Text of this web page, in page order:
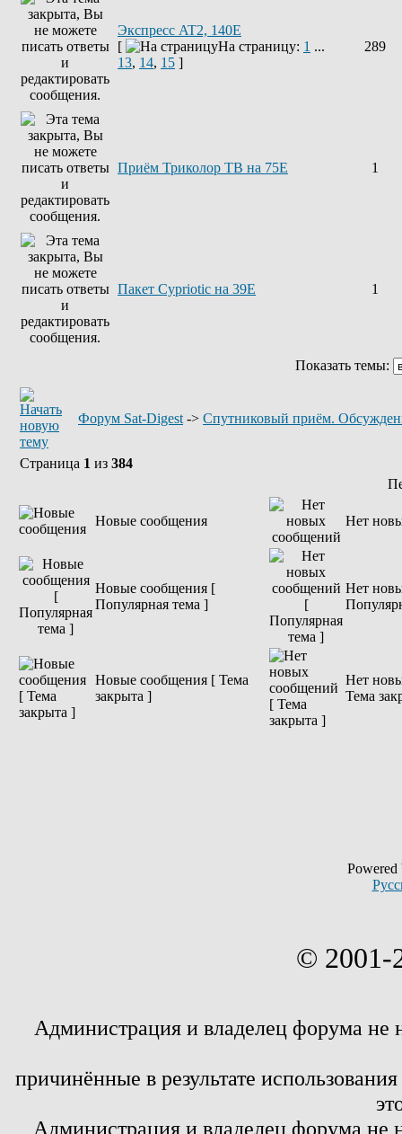
Экспресс AT2, 140E
[
На страницу: 1 ...
13, 14, 15 ]
289
Приём Триколор ТВ на 75Е 1
Пакет Cypriotic на 39Е 1
Показать темы:
Форум Sat-Digest -> Спутниковый приём.
Страница 1 из 384
Новые сообщения Нет
Новые сообщения [
Популярная тема ]
Нет
Новые сообщения [ Тема
закрыта ]
Нет
Тема
© 2001-
Администрация и владелец форума не
причинённые в результате
Администрация и владелец форума не